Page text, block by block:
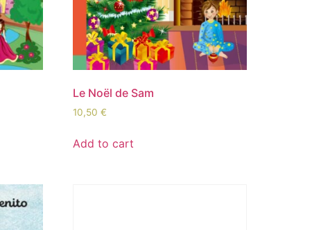
Le Noël de Sam
10,50€
Add to cart